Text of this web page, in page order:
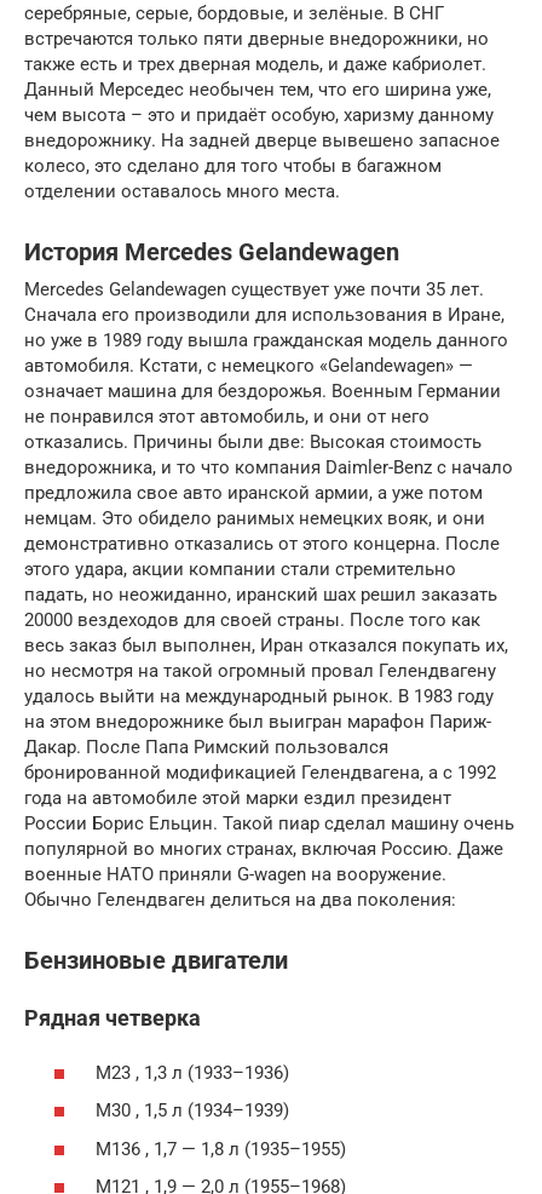
серебряные, серые, бордовые, и зелёные. В СНГ
встречаются только пяти дверные внедорожники, но
также есть и трех дверная модель, и даже кабриолет.
Данный Мерседес необычен тем, что его ширина уже,
чем высота – это и придаёт особую, харизму данному
внедорожнику. На задней дверце вывешено запасное
колесо, это сделано для того чтобы в багажном
отделении оставалось много места.
История Mercedes Gelandewagen
Mercedes Gelandewagen существует уже почти 35 лет.
Сначала его производили для использования в Иране,
но уже в 1989 году вышла гражданская модель данного
автомобиля. Кстати, с немецкого «Gelandewagen» —
означает машина для бездорожья. Военным Германии
не понравился этот автомобиль, и они от него
отказались. Причины были две: Высокая стоимость
внедорожника, и то что компания Daimler-Benz с начало
предложила свое авто иранской армии, а уже потом
немцам. Это обидело ранимых немецких вояк, и они
демонстративно отказались от этого концерна. После
этого удара, акции компании стали стремительно
падать, но неожиданно, иранский шах решил заказать
20000 вездеходов для своей страны. После того как
весь заказ был выполнен, Иран отказался покупать их,
но несмотря на такой огромный провал Гелендвагену
удалось выйти на международный рынок. В 1983 году
на этом внедорожнике был выигран марафон Париж-
Дакар. После Папа Римский пользовался
бронированной модификацией Гелендвагена, а с 1992
года на автомобиле этой марки ездил президент
России Борис Ельцин. Такой пиар сделал машину очень
популярной во многих странах, включая Россию. Даже
военные НАТО приняли G-wagen на вооружение.
Обычно Гелендваген делиться на два поколения:
Бензиновые двигатели
Рядная четверка
M23 , 1,3 л (1933–1936)
M30 , 1,5 л (1934–1939)
M136 , 1,7 — 1,8 л (1935–1955)
M121 , 1,9 — 2,0 л (1955–1968)